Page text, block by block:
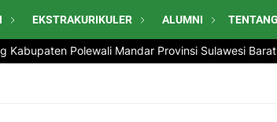
EKSTRAKURIKULER ALUMNI
Polewali Mandar Provinsi Sulawesi Barat